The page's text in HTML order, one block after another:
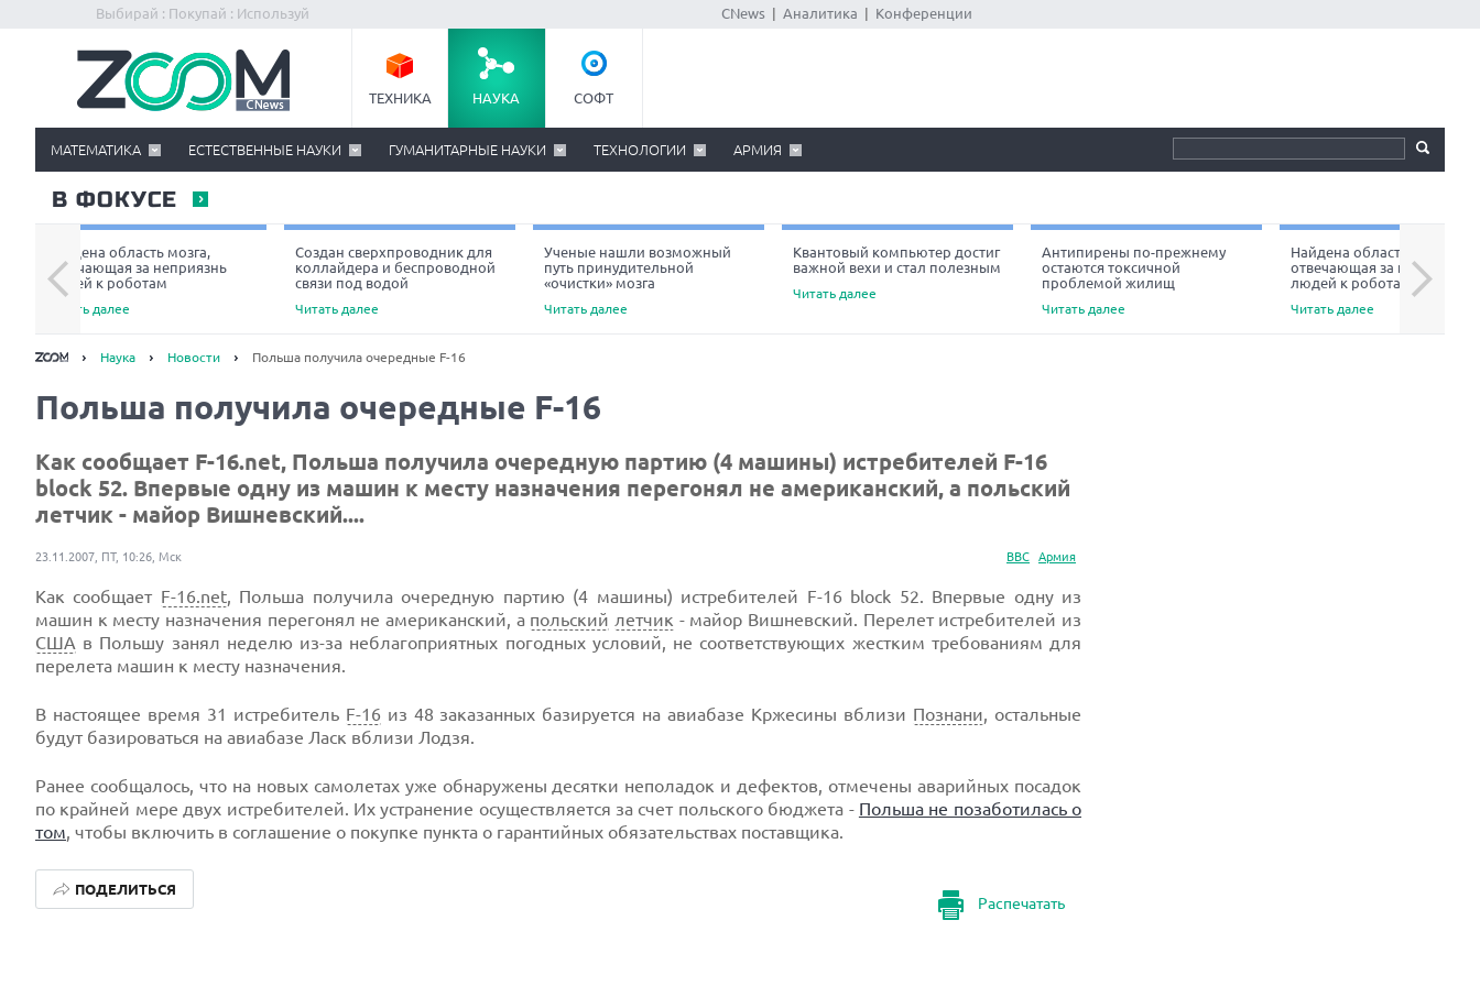
Выбирай : Покупай : Используй CNews Аналитика Конференции
ТЕХНИКА НАУКА СОФТ
МАТЕМАТИКА ЕСТЕСТВЕННЫЕ НАУКИ ГУМАНИТАРНЫЕ НАУКИ ТЕХНОЛОГИИ АРМИЯ
В ФОКУСЕ
Найдена область мозга,
отвечающая за неприязнь
людей к роботам
Читать далее
Создан сверхпроводник для
коллайдера и беспроводной
связи под водой
Читать далее
Ученые нашли возможный
путь принудительной
«очистки» мозга
Читать далее
Квантовый компьютер достиг
важной вехи и стал полезным
Читать далее
Антипирены по-прежнему
остаются токсичной
проблемой жилищ
Читать далее
Найдена область мозга,
отвечающая за неприязнь
людей к роботам
Читать далее
Next
Наука Новости Польша получила очередные F-16
Польша получила очередные F-16
Как сообщает F-16.net, Польша получила очередную партию (4 машины) истребителей F-16
block 52. Впервые одну из машин к месту назначения перегонял не американский, а польский
летчик - майор Вишневский....
ВВС Армия
23.11.2007, ПТ, 10:26, Мск
Как сообщает F-16.net, Польша получила очередную партию (4 машины) истребителей F-16 block 52. Впервые одну из
машин к месту назначения перегонял не американский, а польский летчик - майор Вишневский. Перелет истребителей из
США в Польшу занял неделю из-за неблагоприятных погодных условий, не соответствующих жестким требованиям для
перелета машин к месту назначения.
В настоящее время 31 истребитель F-16из 48 заказанных базируется на авиабазе Кржесины вблизи Познани, остальные
будут базироваться на авиабазе Ласк вблизи Лодзя.
Ранее сообщалось, что на новых самолетах уже обнаружены десятки неполадок и дефектов, отмечены аварийных посадок
по крайней мере двух истребителей. Их устранение осуществляется за счет польского бюджета - Польша не позаботилась о
том, чтобы включить в соглашение о покупке пункта о гарантийных обязательствах поставщика.
Распечатать
ПОДЕЛИТЬСЯ